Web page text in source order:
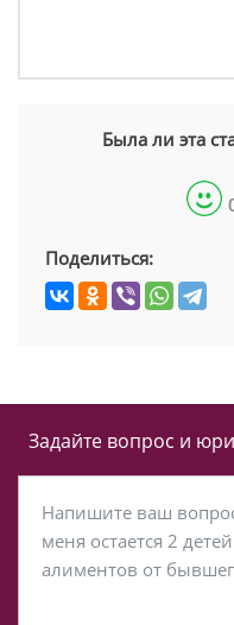
Была ли эта
Поделиться:
Задайте вопрос и